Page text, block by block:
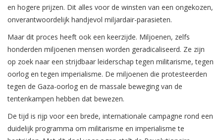
en hogere prijzen. Dit alles voor de winsten van een ongekozen,
onverantwoordelijk handjevol miljardair-parasieten.
Maar dit proces heeft ook een keerzijde. Miljoenen, zelfs
honderden miljoenen mensen worden geradicaliseerd. Ze zijn
op zoek naar een strijdbaar leiderschap tegen militarisme, tegen
oorlog en tegen imperialisme. De miljoenen die protesteerden
tegen de Gaza-oorlog en de massale beweging van de
tentenkampen hebben dat bewezen.
De tijd is rijp voor een brede, internationale campagne rond een
duidelijk programma om militarisme en imperialisme te